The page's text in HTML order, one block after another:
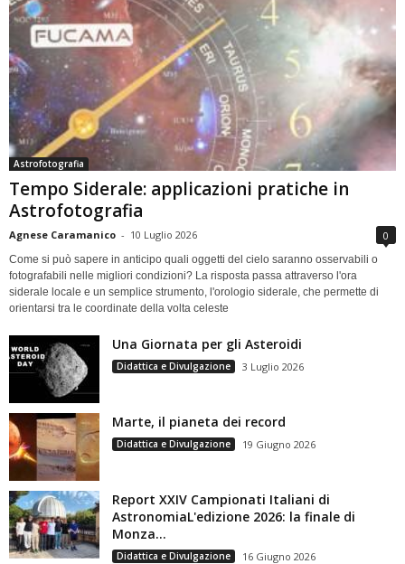
Astrofotografia
Tempo Siderale: applicazioni pratiche in
Astrofotografia
Agnese Caramanico - 10 Luglio 2026 0
Come si può sapere in anticipo quali oggetti del cielo saranno osservabili o
fotografabili nelle migliori condizioni? La risposta passa attraverso l'ora
siderale locale e un semplice strumento, l'orologio siderale, che permette di
orientarsi tra le coordinate della volta celeste
Una Giornata per gli Asteroidi
Didattica e Divulgazione 3 Luglio 2026
Marte, il pianeta dei record
Didattica e Divulgazione 19 Giugno 2026
Report XXIV Campionati Italiani di
AstronomiaL'edizione 2026: la finale di
Monza...
Didattica e Divulgazione 16 Giugno 2026